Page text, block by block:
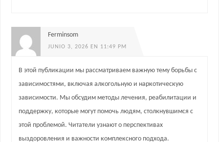
Ferminsom
JUNIO 3, 2026 EN 11:49 PM
В этой публикации мы рассматриваем важную тему борьбы с
зависимостями, включая алкогольную и наркотическую
зависимости. Мы обсудим методы лечения, реабилитации и
поддержку, которые могут помочь людям, столкнувшимся с
этой проблемой. Читатели узнают о перспективах
выздоровления и важности комплексного подхода.